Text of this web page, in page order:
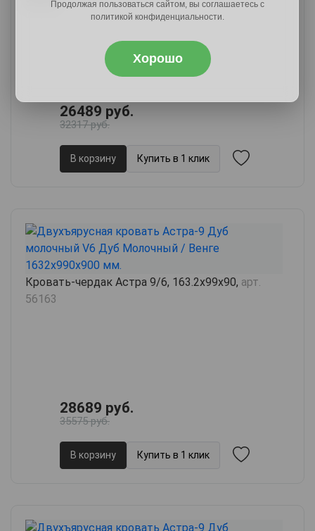
26489 руб.
32317 руб.
В корзину Купить в 1 клик
Кровать-чердак Астра 9/6, 163.2х99х90, арт.
56163
28689 руб.
35575 руб.
В корзину Купить в 1 клик
Продолжая пользоваться сайтом, вы соглашаетесь с
политикой конфиденциальности.
Хорошо